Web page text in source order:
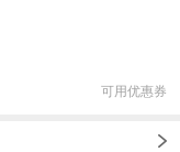
可用优惠券